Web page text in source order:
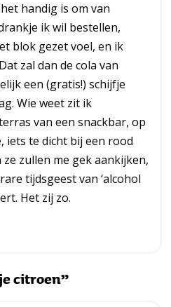
handig is om van
ik wil bestellen,
blok gezet voel, en ik
zal dan de cola van
een (gratis!) schijfje
Wie weet zit ik
van een snackbar, op
iets te dicht bij een rood
zullen me gek aankijken,
tijdsgeest van ‘alcohol
Het zij zo.
citroen”